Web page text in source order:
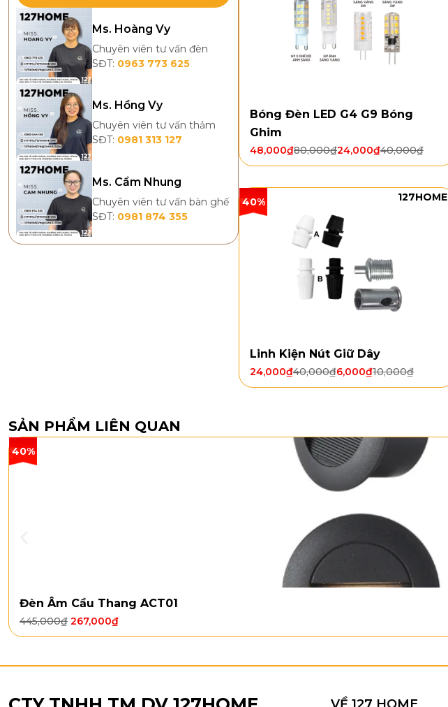
Ms. Hoàng Vy
Chuyên viên tư vấn đèn
SĐT: 0963 773 625
Ms. Hồng Vy
Chuyên viên tư vấn thảm
SĐT: 0981 313 127
Ms. Cẩm Nhung
Chuyên viên tư vấn bàn ghế
SĐT: 0981 874 355
Bóng Đèn LED G4 G9 Bóng
Ghim
40,000₫
24,000₫
80,000₫
48,000₫
40% 127HOME
Linh Kiện Nút Giữ Dây
10,000₫
6,000₫
40,000₫
24,000₫
SẢN PHẨM LIÊN QUAN
40%
Đèn Âm Cầu Thang ACT01
445,000₫ 267,000₫